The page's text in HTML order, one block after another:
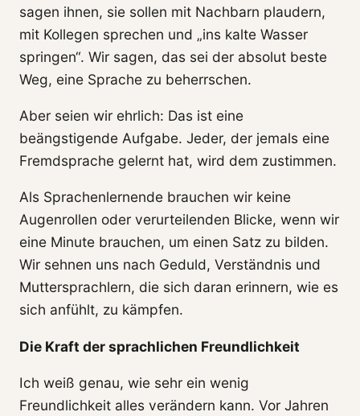
sagen ihnen, sie sollen mit Nachbarn plaudern,
mit Kollegen sprechen und „ins kalte Wasser
springen“. Wir sagen, das sei der absolut beste
Weg, eine Sprache zu beherrschen.
Aber seien wir ehrlich: Das ist eine
beängstigende Aufgabe. Jeder, der jemals eine
Fremdsprache gelernt hat, wird dem zustimmen.
Als Sprachenlernende brauchen wir keine
Augenrollen oder verurteilenden Blicke, wenn wir
eine Minute brauchen, um einen Satz zu bilden.
Wir sehnen uns nach Geduld, Verständnis und
Muttersprachlern, die sich daran erinnern, wie es
sich anfühlt, zu kämpfen.
Die Kraft der sprachlichen Freundlichkeit
Ich weiß genau, wie sehr ein wenig
Freundlichkeit alles verändern kann. Vor Jahren